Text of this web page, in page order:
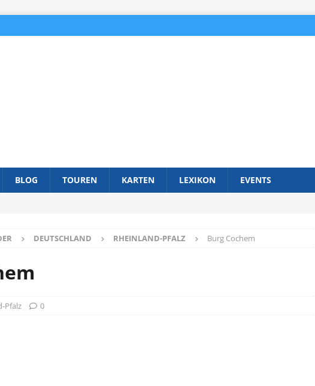
BLOG TOUREN KARTEN LEXIKON EVENTS
DEUTSCHLAND RHEINLAND-PFALZ Burg Cochem
Pfalz 0